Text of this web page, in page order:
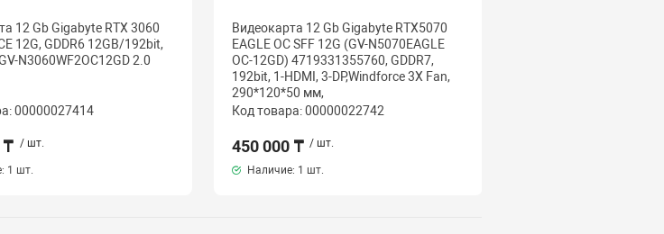
12 Gb Gigabyte RTX 3060
12G, GDDR6 12GB/192bit,
N3060WF2OC12GD 2.0
00000027414
₸ / шт.
1 шт.
Видеокарта 12 Gb Gigabyte RTX5070
EAGLE OC SFF 12G (GV-N5070EAGLE
OC-12GD) 4719331355760, GDDR7,
192bit, 1-HDMI, 3-DP,Windforce 3X Fan,
290*120*50 мм,
Код товара: 00000022742
450 000 ₸ / шт.
Наличие: 1 шт.